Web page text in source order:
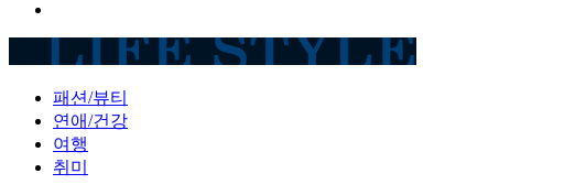
패션/뷰티
연애/건강
여행
취미